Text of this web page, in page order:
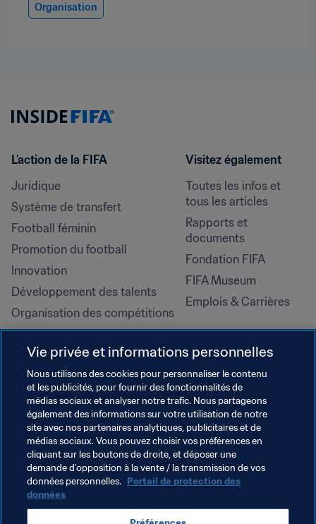
Organisation
L’action de la FIFA
Juridique
Système de transfert
Football féminin
Promotion du football
Innovation
Développement des talents
Organisation des compétitions
Développement durable
Droits de l'homme et lutte contre
la discrimination
Santé et médical
Initiatives en matière de
formation
Visitez également
Toutes les infos et
tous les articles
Rapports et
documents
Fondation FIFA
FIFA Museum
Emplois & Carrières
Vie privée et informations personnelles
Nous utilisons des cookies pour personnaliser le contenu
et les publicités, pour fournir des fonctionnalités de
médias sociaux et analyser notre trafic. Nous partageons
également des informations sur votre utilisation de notre
site avec nos partenaires analytiques, publicitaires et de
médias sociaux. Vous pouvez choisir vos préférences en
cliquant sur les boutons de droite, et déposer une
demande d’opposition à la vente / la transmission de vos
données personnelles. Portail de protection des
données